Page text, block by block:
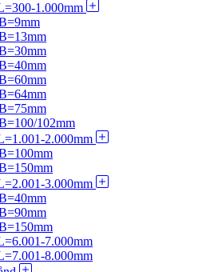
1.000mm
102mm
2.000mm
3.000mm
7.000mm
8.000mm